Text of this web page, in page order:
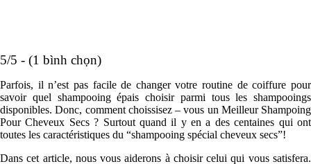
5/5 - (1 bình chọn)
Parfois, il n’est pas facile de changer votre routine de coiffure pour
savoir quel shampooing épais choisir parmi tous les shampooings
disponibles. Donc, comment choissisez – vous un Meilleur Shampoing
Pour Cheveux Secs ? Surtout quand il y en a des centaines qui ont
toutes les caractéristiques du “shampooing spécial cheveux secs”!
Dans cet article, nous vous aiderons à choisir celui qui vous satisfera.